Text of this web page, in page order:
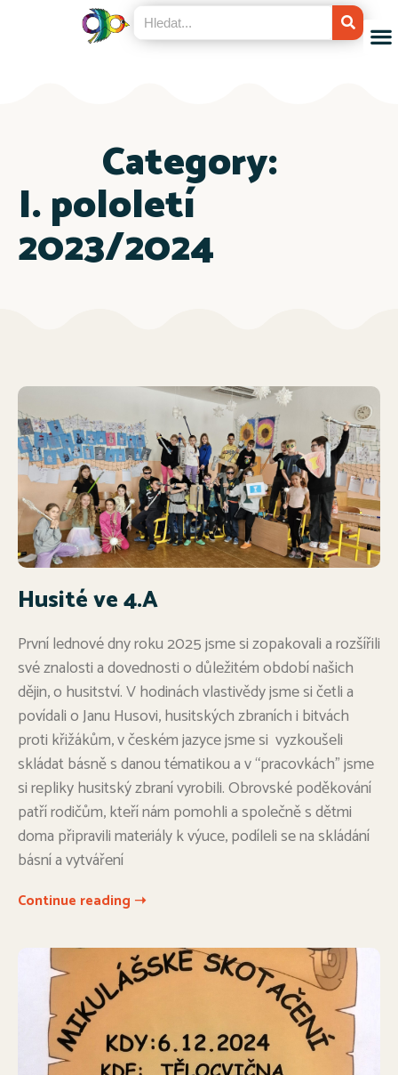
Category:
I. pololetí
2023/2024
Husité ve 4.A
První lednové dny roku 2025 jsme si zopakovali a rozšířili
své znalosti a dovednosti o důležitém období našich
dějin, o husitství. V hodinách vlastivědy jsme si četli a
povídali o Janu Husovi, husitských zbraních i bitvách
proti křižákům, v českém jazyce jsme si vyzkoušeli
skládat básně s danou tématikou a v “pracovkách” jsme
si repliky husitský zbraní vyrobili. Obrovské poděkování
patří rodičům, kteří nám pomohli a společně s dětmi
doma připravili materiály k výuce, podíleli se na skládání
básní a vytváření
Continue reading ➝